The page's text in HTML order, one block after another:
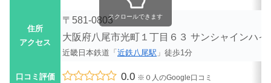
住所
アクセス
〒581-0803
大阪府八尾市光町１丁目６３ サンシャインハ
近畿日本鉄道「 近鉄八尾駅 」徒歩1分
口コミ評価 0.0 ※０人のGoogle口コミ
スクロールできます